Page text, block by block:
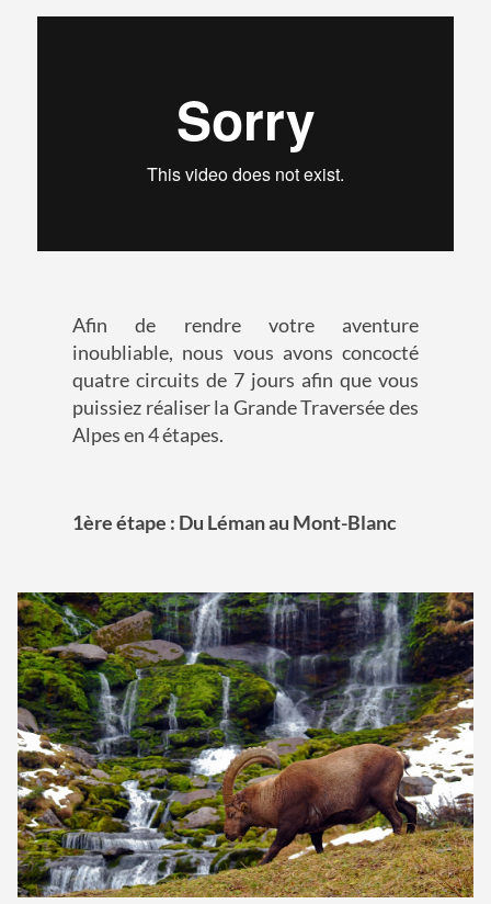
Afin de rendre votre aventure
inoubliable, nous vous avons concocté
quatre circuits de 7 jours afin que vous
puissiez réaliser la Grande Traversée des
Alpes en 4 étapes.
1ère étape : Du Léman au Mont-Blanc